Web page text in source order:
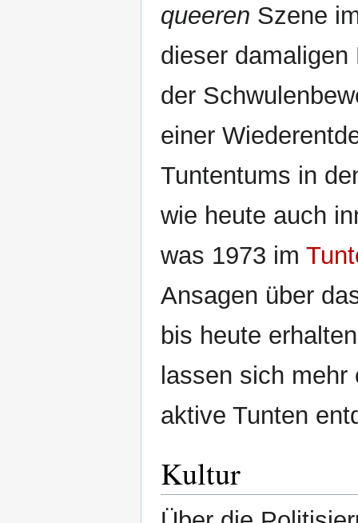
queeren Szene
dieser
der
einer
Tuntentums in
wie heute auch
was 1973 im
Ansagen über
bis heute
lassen sich mehr
aktive Tunten
Kultur